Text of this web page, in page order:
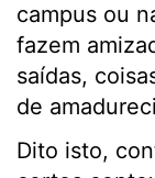
campus ou
fazem
saídas,
de
Dito isto,